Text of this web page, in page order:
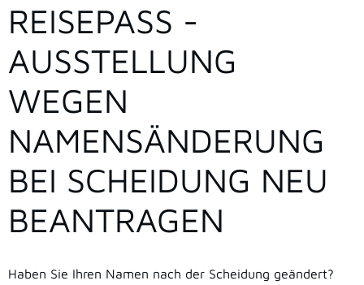
REISEPASS -
AUSSTELLUNG
WEGEN
NAMENSÄNDERUNG
BEI SCHEIDUNG NEU
BEANTRAGEN
Haben Sie Ihren Namen nach der Scheidung geändert?